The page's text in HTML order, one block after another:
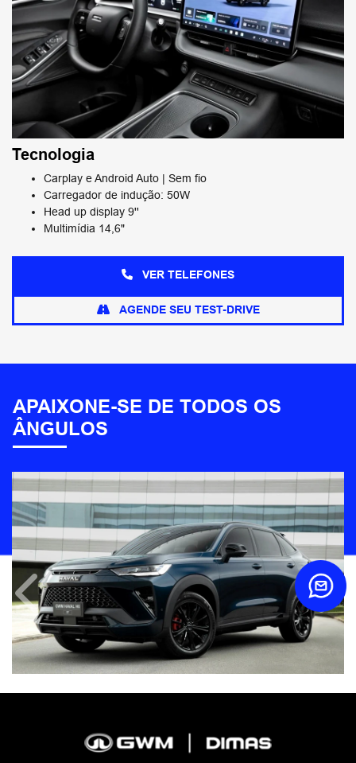
Tecnologia
Carplay e Android Auto | Sem fio
Carregador de indução: 50W
Head up display 9''
Multimídia 14,6"
VER TELEFONES
AGENDE SEU TEST-DRIVE
APAIXONE-SE DE TODOS OS
ÂNGULOS
Anterior